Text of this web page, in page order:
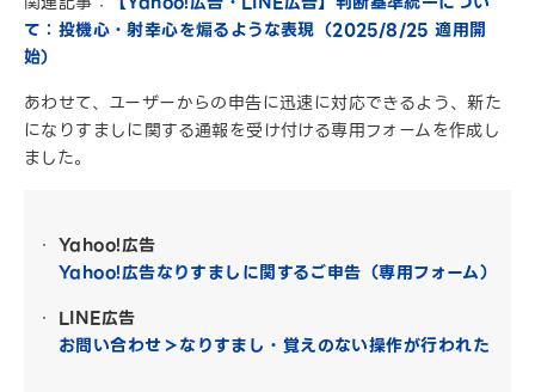
て：投機心・射幸心を煽るような表現（2025/8/25 適用開
始）
あわせて、ユーザーからの申告に迅速に対応できるよう、新た
になりすましに関する通報を受け付ける専用フォームを作成し
ました。
Yahoo!広告
Yahoo!広告なりすましに関するご申告（専用フォーム）
LINE広告
お問い合わせ＞なりすまし・覚えのない操作が行われた